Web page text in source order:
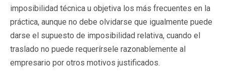
imposibilidad técnica u objetiva los más frecuentes en la
práctica, aunque no debe olvidarse que igualmente puede
darse el supuesto de imposibilidad relativa, cuando el
traslado no puede requerírsele razonablemente al
empresario por otros motivos justificados.